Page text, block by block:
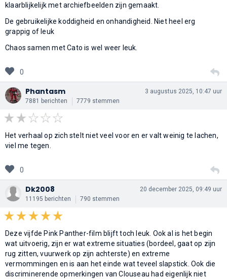
klaarblijkelijk met archiefbeelden zijn gemaakt.
De gebruikelijke koddigheid en onhandigheid. Niet heel erg
grappig of leuk
Chaos samen met Cato is wel weer leuk.
0
Phantasm
7881 berichten 7779 stemmen
3 augustus 2025, 10:47 uur
Het verhaal op zich stelt niet veel voor en er valt weinig te lachen,
viel me tegen.
0
Dk2008
11195 berichten 790 stemmen
20 december 2025, 09:49 uur
Deze vijfde Pink Panther-film blijft toch leuk. Ook al is het begin
wat uitvoerig, zijn er wat extreme situaties (bordeel, gaat op zijn
rug zitten, vuurwerk op zijn achterste) en extreme
vermommingen en is aan het einde wat teveel slapstick. Ook die
discriminerende opmerkingen van Clouseau had eigenlijk niet